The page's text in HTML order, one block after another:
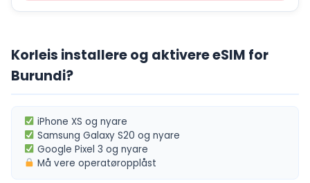
Korleis installere og aktivere eSIM for
Burundi?
iPhone XS og nyare
Samsung Galaxy S20 og nyare
Google Pixel 3 og nyare
Må vereoperatøropplåst